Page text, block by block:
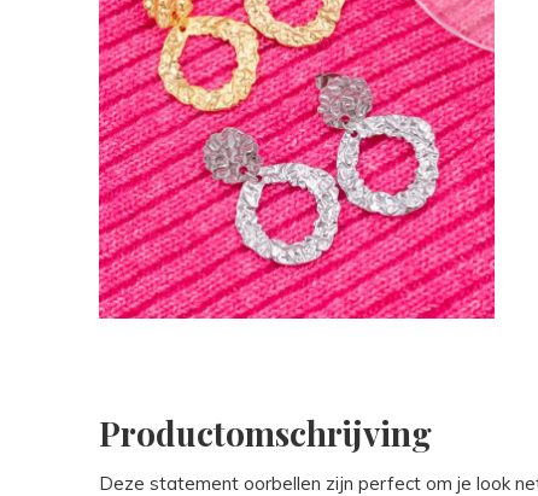
Productomschrijving
Deze statement oorbellen zijn perfect om je look